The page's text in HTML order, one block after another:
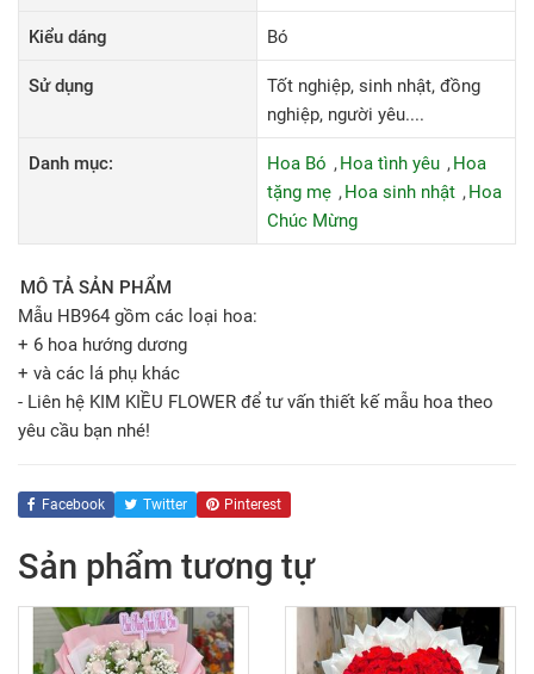
Kiểu dáng Bó
Sử dụng
Tốt nghiệp, sinh nhật, đồng
nghiệp, người yêu....
Danh mục: Hoa Bó Hoa tình yêu
Hoa
tặng mẹ
Hoa sinh nhật
Hoa
Chúc Mừng
MÔ TẢ SẢN PHẨM
Mẫu HB964 gồm các loại hoa:
+ 6 hoa hướng dương
+ và các lá phụ khác
- Liên hệ KIM KIỀU FLOWER để tư vấn thiết kế mẫu hoa theo
yêu cầu bạn nhé!
Facebook Twitter Pinterest
Sản phẩm tương tự